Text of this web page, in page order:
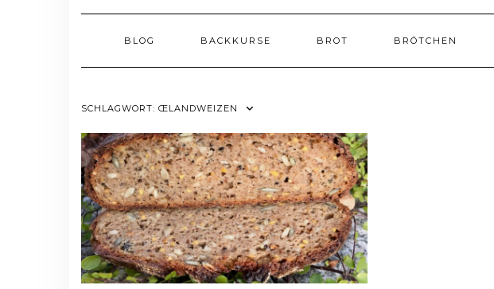
BLOG BACKKURSE BROT BRÖTCHEN
SCHLAGWORT: ŒLANDWEIZEN